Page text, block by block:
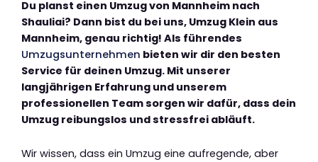
Du planst einen Umzug von Mannheim nach
Shauliai? Dann bist du bei uns, Umzug Klein aus
Mannheim, genau richtig! Als führendes
Umzugsunternehmen bieten wir dir den besten
Service für deinen Umzug. Mit unserer
langjährigen Erfahrung und unserem
professionellen Team sorgen wir dafür, dass dein
Umzug reibungslos und stressfrei abläuft.
Wir wissen, dass ein Umzug eine aufregende, aber